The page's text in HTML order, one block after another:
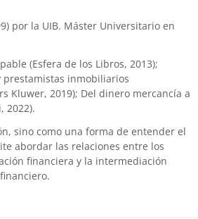
por la UIB. Máster Universitario en
(Esfera de los Libros, 2013);
inmobiliarios
Kluwer, 2019); Del dinero mercancía a
2022).
sino como una forma de entender el
abordar las relaciones entre los
financiera y la intermediación